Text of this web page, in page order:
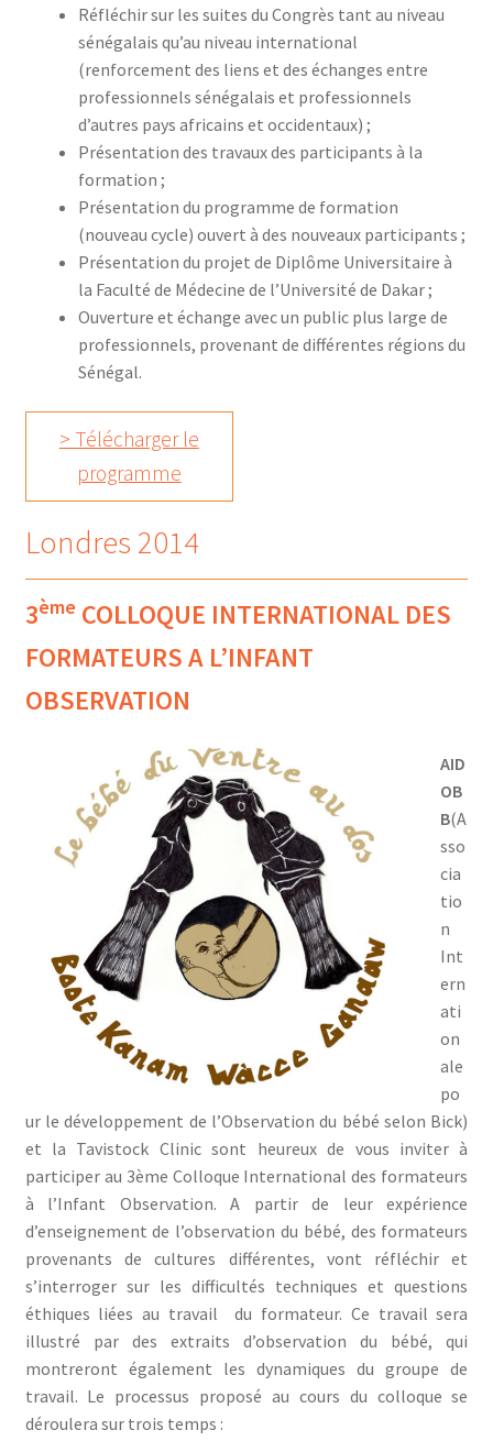
Réfléchir sur les suites du Congrès tant au niveau
sénégalais qu’au niveau international
(renforcement des liens et des échanges entre
professionnels sénégalais et professionnels
d’autres pays africains et occidentaux) ;
Présentation des travaux des participants à la
formation ;
Présentation du programme de formation
(nouveau cycle) ouvert à des nouveaux participants ;
Présentation du projet de Diplôme Universitaire à
la Faculté de Médecine de l’Université de Dakar ;
Ouverture et échange avec un public plus large de
professionnels, provenant de différentes régions du
Sénégal.
> Télécharger le
programme
Londres 2014
3ème COLLOQUE INTERNATIONAL DES
FORMATEURS A L’INFANT
OBSERVATION
AID
OB
B(A
sso
cia
tio
n
Int
ern
ati
on
ale
po
ur le développement de l’Observation du bébé selon Bick)
et la Tavistock Clinic sont heureux de vous inviter à
participer au 3ème Colloque International des formateurs
à l’Infant Observation. A partir de leur expérience
d’enseignement de l’observation du bébé, des formateurs
provenants de cultures différentes, vont réfléchir et
s’interroger sur les difficultés techniques et questions
éthiques liées au travail du formateur. Ce travail sera
illustré par des extraits d’observation du bébé, qui
montreront également les dynamiques du groupe de
travail. Le processus proposé au cours du colloque se
déroulera sur trois temps :